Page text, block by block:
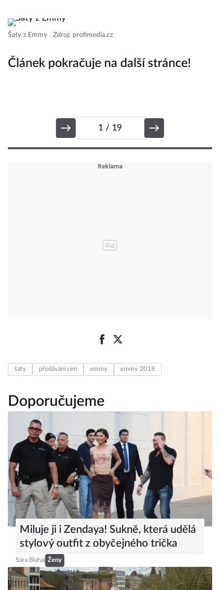
Šaty z Emmy Zdroj: profimedia.cz
Článek pokračuje na další stránce!
1 / 19
šaty předávání cen emmy emmy 2018
Doporučujeme
Miluje ji i Zendaya! Sukně, která udělá
stylový outfit z obyčejného trička
Sára Blahaj Ženy